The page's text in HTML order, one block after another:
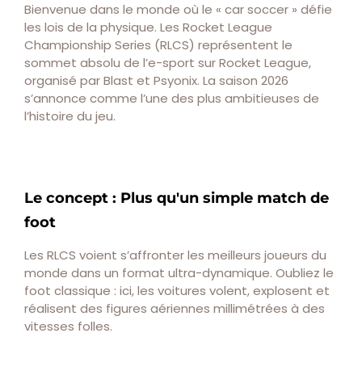
Bienvenue dans le monde où le « car soccer » défie
les lois de la physique. Les Rocket League
Championship Series (RLCS) représentent le
sommet absolu de l’e-sport sur Rocket League,
organisé par Blast et Psyonix. La saison 2026
s’annonce comme l’une des plus ambitieuses de
l’histoire du jeu.
Le concept : Plus qu'un simple match de
foot
Les RLCS voient s’affronter les meilleurs joueurs du
monde dans un format ultra-dynamique. Oubliez le
foot classique : ici, les voitures volent, explosent et
réalisent des figures aériennes millimétrées à des
vitesses folles.